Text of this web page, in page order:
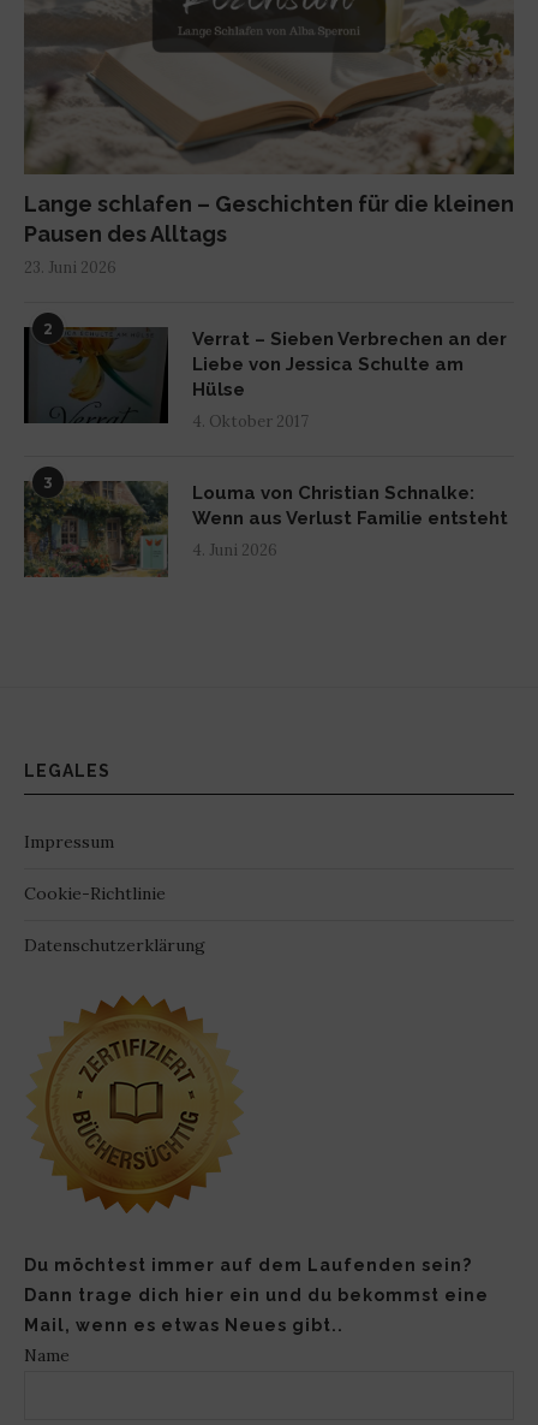
Lange schlafen – Geschichten für die kleinen
Pausen des Alltags
23. Juni 2026
2
Verrat – Sieben Verbrechen an der
Liebe von Jessica Schulte am
Hülse
4. Oktober 2017
3
Louma von Christian Schnalke:
Wenn aus Verlust Familie entsteht
4. Juni 2026
LEGALES
Impressum
Cookie-Richtlinie
Datenschutzerklärung
Du möchtest immer auf dem Laufenden sein?
Dann trage dich hier ein und du bekommst eine
Mail, wenn es etwas Neues gibt..
Name